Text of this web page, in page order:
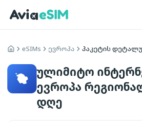
იყიდეთ ევროპის eSIM პაკეტი -
მთავარი
eSIMs ევროპა პაკეტის
ულიმიტო
ევროპა
დღე